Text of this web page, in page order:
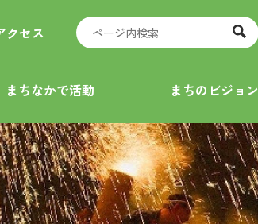
クセス
まちなかで活動 まちのビジョン